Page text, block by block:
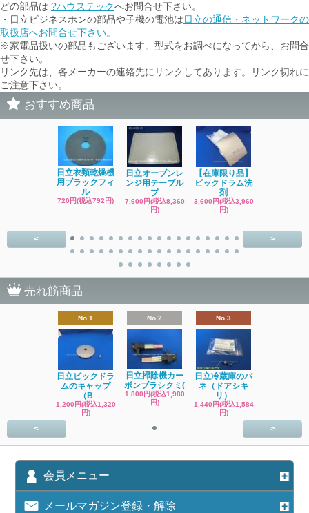
どの部品は ?ハウステックへお問合せ下さい。
・日立ビジネスホンの部品や子機の電池は日立の通信・ネットワークの
取扱店へお問合せ下さい。
※家電品扱いの部品もございます。型式をお調べになってから、お問合
せ下さい。
リンク先は、各メーカーの連絡先にリンクしてあります。リンク切れに
ご注意下さい。
おすすめ商品
日立衣類乾燥機
用ブラックフィ
ル
720円(税込792円)
日立オーブンレ
ンジ用テーブル
プ
7,600円(税込8,360
円)
【在庫限り品】
ビックドラム洗
剤
3,600円(税込3,960
円)
< >
売れ筋商品
No.1
日立ビックドラ
ムのキャップ
（B
1,200円(税込1,320
円)
No.2
日立掃除機カー
ボンブラシクミ(
1,800円(税込1,980
円)
No.3
日立冷蔵庫のバ
ネ（ドアシキ
リ）
1,440円(税込1,584
円)
< >
会員メニュー
メールマガジン登録・解除